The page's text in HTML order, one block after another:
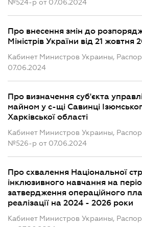
№524-р от 07.06.2024
Про внесення змін до
Міністрів України від 21 жовтня
Кабинет Министров Украины,
07.06.2024
Про визначення суб'єкта
майном у с-щі Савинці
Харківської області
Кабинет Министров Украины,
№526-р от 07.06.2024
Про схвалення Національної
інклюзивного навчання на
затвердження операційного
реалізації на 2024 - 2026 роки
Кабинет Министров Украины,